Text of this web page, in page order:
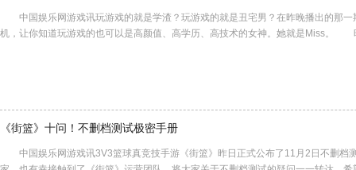
中国娱乐网游戏讯玩游戏的就是学渣？玩游戏的就是丑宅男？在昨晚播出的那一
机，让你知道玩游戏的也可以是高颜值、高学历、高技术的女神。她就是Miss。
《街篮》十问！不删档测试极密手册
中国娱乐网游戏讯3V3篮球真竞技手游《街篮》昨日正式公布了11月2日不删档